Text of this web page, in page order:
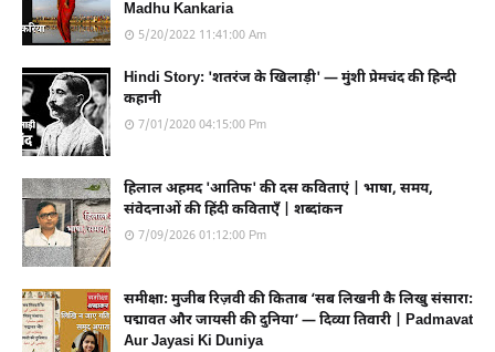
Madhu Kankaria
5/20/2022 11:41:00 Am
Hindi Story: 'शतरंज के खिलाड़ी' — मुंशी प्रेमचंद की हिन्दी
कहानी
7/01/2020 04:15:00 Pm
हिलाल अहमद 'आतिफ' की दस कविताएं | भाषा, समय,
संवेदनाओं की हिंदी कविताएँ | शब्दांकन
7/09/2026 01:12:00 Pm
समीक्षा: मुजीब रिज़वी की किताब ‘सब लिखनी कै लिखु संसारा:
पद्मावत और जायसी की दुनिया’ — दिव्या तिवारी | Padmavat
Aur Jayasi Ki Duniya